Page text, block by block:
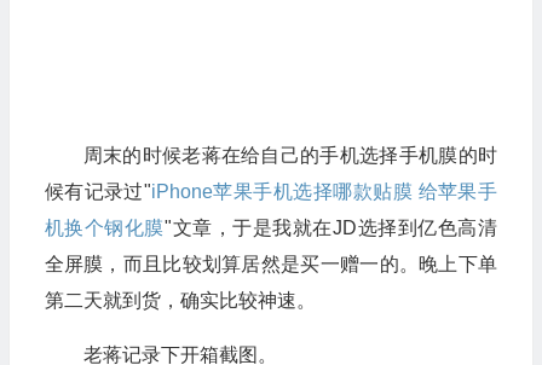
周末的时候老蒋在给自己的手机选择手机膜的时
候有记录过"iPhone苹果手机选择哪款贴膜 给苹果手
机换个钢化膜"文章，于是我就在JD选择到亿色高清
全屏膜，而且比较划算居然是买一赠一的。晚上下单
第二天就到货，确实比较神速。
老蒋记录下开箱截图。